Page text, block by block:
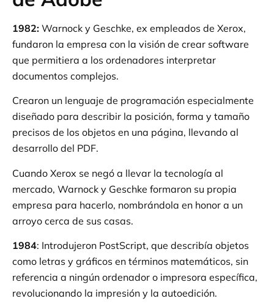
1982: Warnock y Geschke, ex empleados de Xerox,
fundaron la empresa con la visión de crear software
que permitiera a los ordenadores interpretar
documentos complejos.
Crearon un lenguaje de programación especialmente
diseñado para describir la posición, forma y tamaño
precisos de los objetos en una página, llevando al
desarrollo del PDF.
Cuando Xerox se negó a llevar la tecnología al
mercado, Warnock y Geschke formaron su propia
empresa para hacerlo, nombrándola en honor a un
arroyo cerca de sus casas.
1984: Introdujeron PostScript, que describía objetos
como letras y gráficos en términos matemáticos, sin
referencia a ningún ordenador o impresora específica,
revolucionando la impresión y la autoedición.